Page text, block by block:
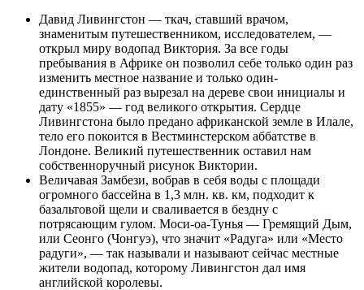
Давид Ливингстон — ткач, ставший врачом,
знаменитым путешественником, исследователем, —
открыл миру водопад Виктория. За все годы
пребывания в Африке он позволил себе только один раз
изменить местное название и только один-
единственный раз вырезал на дереве свои инициалы и
дату «1855» — год великого открытия. Сердце
Ливингстона было предано африканской земле в Илале,
тело его покоится в Вестминстерском аббатстве в
Лондоне. Великий путешественник оставил нам
собственноручный рисунок Виктории.
Величавая Замбези, вобрав в себя воды с площади
огромного бассейна в 1,3 млн. кв. км, подходит к
базальтовой щели и сваливается в бездну с
потрясающим гулом. Моси-оа-Тунья — Гремящий Дым,
или Сеонго (Чонгуэ), что значит «Радуга» или «Место
радуги», — так называли и называют сейчас местные
жители водопад, которому Ливингстон дал имя
английской королевы.